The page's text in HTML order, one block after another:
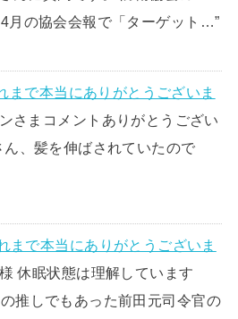
月の協会会報で「ターゲット…”
まで本当にありがとうございま
さまコメントありがとうござい
ん、髪を伸ばされていたので
まで本当にありがとうございま
休眠状態は理解しています
推しでもあった前田元司令官の